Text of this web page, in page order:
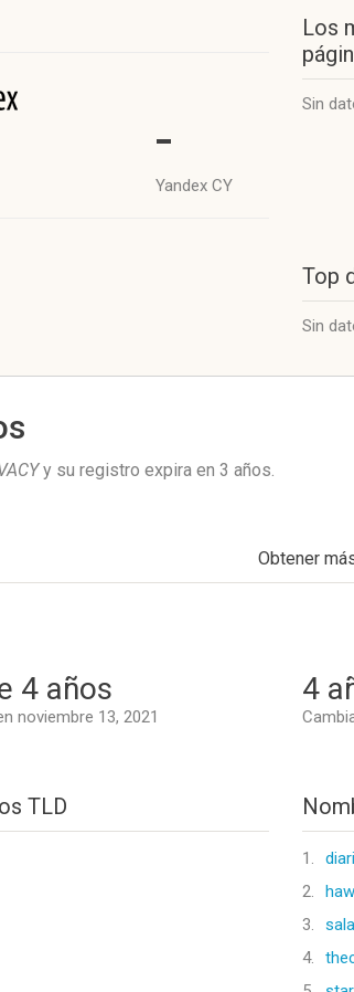
-
Yandex CY
Los
Sin
Top
Sin
y su registro expira en 3 años.
Obtener
4 años
noviembre 13, 2021
4
TLD
1.
2.
3.
4.